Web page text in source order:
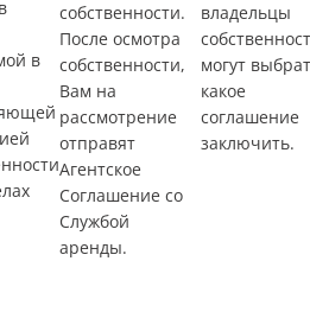
в
собственности.
После осмотра
собственности,
Вам на
рассмотрение
отправят
Агентское
Соглашение со
Службой
аренды.
владельцы
могут
какое
соглашение
заключить.